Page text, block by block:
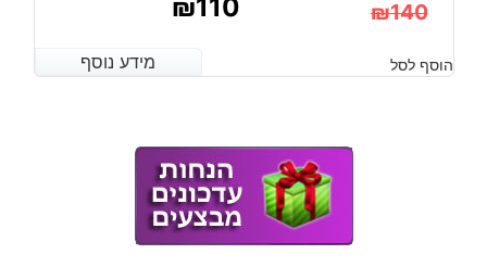
₪140
המקורי
₪110
הנוכחי
מידע נוסף הוסף לסל מידע נוסף